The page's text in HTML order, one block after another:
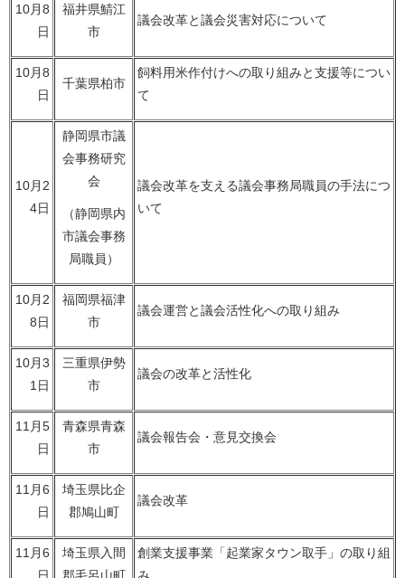
10月8
日
福井県鯖江
市
議会改革と議会災害対応について
10月8
日
千葉県柏市
飼料用米作付けへの取り組みと支援等につい
て
10月2
4日
静岡県市議
会事務研究
会
（静岡県内
市議会事務
局職員）
議会改革を支える議会事務局職員の手法につ
いて
10月2
8日
福岡県福津
市
議会運営と議会活性化への取り組み
10月3
1日
三重県伊勢
市
議会の改革と活性化
11月5
日
青森県青森
市
議会報告会・意見交換会
11月6
日
埼玉県比企
郡鳩山町
議会改革
11月6
日
埼玉県入間
郡毛呂山町
創業支援事業「起業家タウン取手」の取り組
み